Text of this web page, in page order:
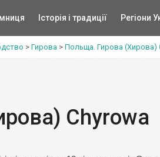
Історія і традиції Регіони
> Гирова > Польща. Гирова (Хирова)
Chyrowa